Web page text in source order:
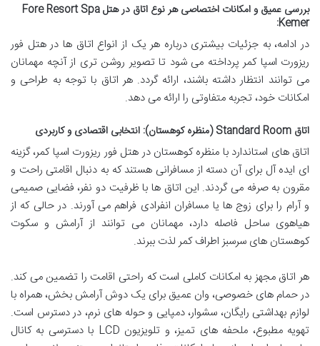
بررسی عمیق و امکانات اختصاصی هر نوع اتاق در هتل Fore Resort Spa
Kemer:
در ادامه، به جزئیات بیشتری درباره هر یک از انواع اتاق ها در هتل فور
ریزورت اسپا کمر پرداخته می شود تا تصویر روشن تری از آنچه مهمانان
می توانند انتظار داشته باشند، ارائه گردد. هر اتاق با توجه به طراحی و
امکانات خود، تجربه متفاوتی را ارائه می دهد.
اتاق Standard Room (منظره کوهستان): انتخابی اقتصادی و کاربردی
اتاق های استاندارد با منظره کوهستان در هتل فور ریزورت اسپا کمر، گزینه
ای ایده آل برای آن دسته از مسافرانی هستند که به دنبال اقامتی راحت و
مقرون به صرفه می گردند. این اتاق ها با ظرفیت دو نفر، فضایی صمیمی
و آرام را برای زوج ها یا مسافران انفرادی فراهم می آورند. در حالی که از
هیاهوی ساحل فاصله دارد، مهمانان می توانند از آرامش و سکوت
کوهستان های سرسبز اطراف کمر لذت ببرند.
هر اتاق مجهز به امکانات کاملی است که راحتی اقامت را تضمین می کند.
در حمام های خصوصی، وان عمیق برای یک دوش آرامش بخش، همراه با
لوازم بهداشتی رایگان، سشوار، دمپایی و حوله های نرم، در دسترس است.
تهویه مطبوع، ملحفه های تمیز، و تلویزیون LCD با دسترسی به کانال